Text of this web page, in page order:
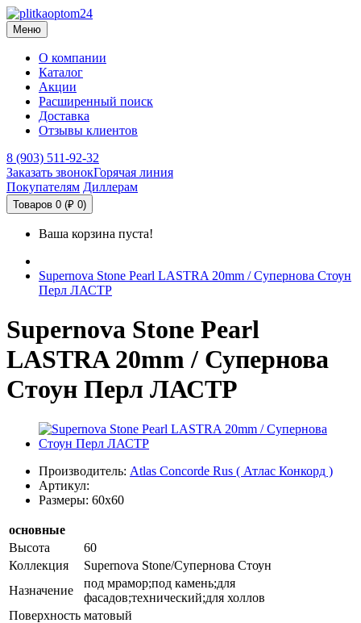
Меню
О компании
Каталог
Акции
Расширенный поиск
Доставка
Отзывы клиентов
8 (903) 511-92-32
Заказать звонокГорячая линия
Покупателям Диллерам
Товаров 0 (₽ 0)
Ваша корзина пуста!
Supernova Stone Pearl LASTRA 20mm / Супернова Стоун
Перл ЛАСТР
Supernova Stone Pearl
LASTRA 20mm / Супернова
Стоун Перл ЛАСТР
Производитель: Atlas Concorde Rus ( Атлас Конкорд )
Артикул:
Размеры: 60x60
основные
Высота
60
Коллекция
Supernova Stone/Супернова Стоун
Назначение
под мрамор;под камень;для
фасадов;технический;для холлов
Поверхность матовый